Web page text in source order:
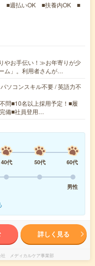
■週払いOK ■扶養内OK ■
やお手伝い！≫お年寄りが少
ム」。利用者さんが…
ソコンスキル不要 / 英語力不
問■10名以上採用予定！■履
備■社員登用…
40代 50代
60代
男性
詳しく見る
社 メディカルケア事業部